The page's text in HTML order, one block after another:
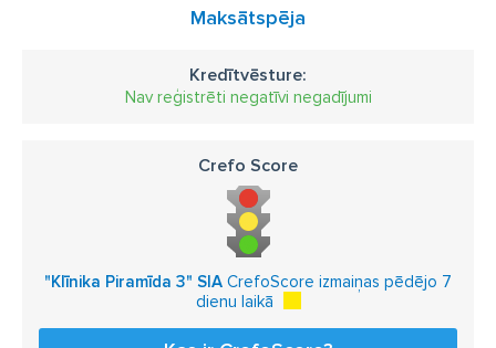
Maksātspēja
Kredītvēsture:
Nav reģistrēti negatīvi negadījumi
Crefo Score
"Klīnika Piramīda 3" SIA CrefoScore izmaiņas pēdējo 7
dienu laikā